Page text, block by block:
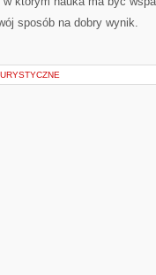
sposób na dobry wynik.